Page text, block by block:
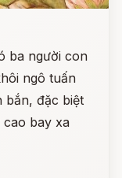
ba người con
ngô tuấn
bắn, đặc biệt
bay xa